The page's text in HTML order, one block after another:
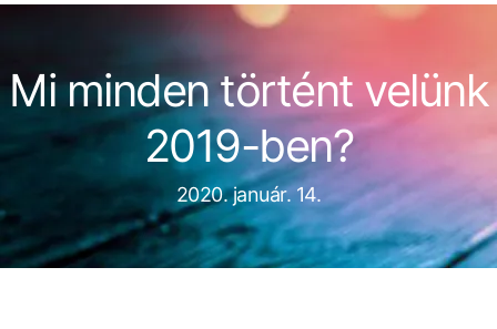
Mi minden történt velünk
2019-ben?
2020. január. 14.